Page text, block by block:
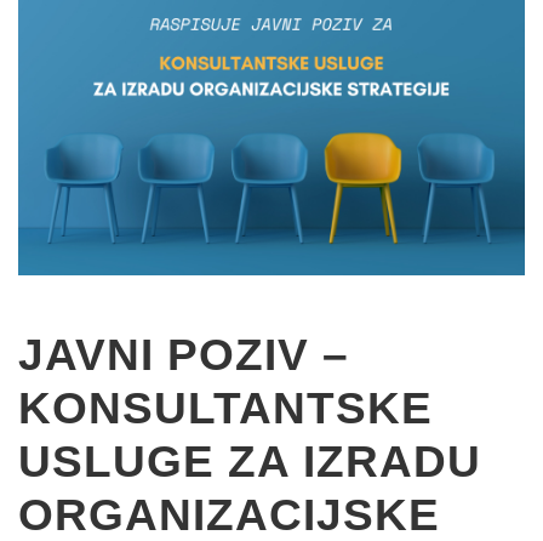
JAVNI POZIV –
KONSULTANTSKE
USLUGE ZA IZRADU
ORGANIZACIJSKE